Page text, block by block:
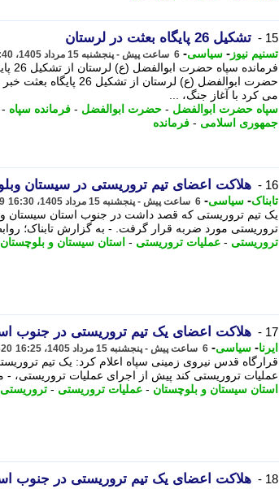
15 - تشکیل 26 پایگاه بعثت در لرستان
تسنیم نیوز - سیاسی- 6 ساعت پیش - پنجشنبه 15 مرداد 1405، 16:40
حضرت ابوالفضل (ع) لرستان
می کرد با آغاز جنگ، ...
سپاه حضرت ابوالفضل - حضرت ابوالفضل - فرمانده سپاه -
جمهوری اسلامی - فرمانده
16 - هلاکت اعضای تیم تروریستی در سیستان
تابناک- سیاسی- 6 ساعت پیش - پنجشنبه 15 مرداد 1405، 16:30
یک تیم تروریستی که قصد داشت در جنوب استان سیستان و
تروریستی مورد ضربه قرار گرفت. - به گزارش تابناک؛
تروریستی - عملیات تروریستی - استان سیستان و بلوچستان
17 - هلاکت اعضای یک تیم تروریستی در جنوب
ایرنا- سیاسی- 6 ساعت پیش - پنجشنبه 15 مرداد 1405، 16:25
قرارگاه قدس نیروی زمینی سپاه اعلام کرد: یک تیم
عملیات تروریستی کند پیش از اجرای عملیات تروریستی، -
استان سیستان و بلوچستان - عملیات تروریستی - تروریستی
18 - هلاکت اعضای یک تیم تروریستی در جنوب